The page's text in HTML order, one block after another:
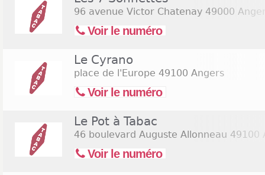
Jours et Horaires d'ouverture Tabac Angers :
Quant aux produits proposés ici, ils couvrent
spiritueux. Certains de ces articles sont achetés
qui explique que les buralistes de Dijon soient
commerces sont ouverts le dimanche. Notre site
coordonnées d’établissements ouverts
pour trouver lesbureaux de tabac ouverts le
le samedi 15 août 2026(Assomption).
96 avenue Victor Chatenay 49000
Voir le numéro
Le Cyrano
place de l'Europe 49100 Angers
Voir le numéro
Le Pot à Tabac
46 boulevard Auguste Allonneau 49100
Voir le numéro